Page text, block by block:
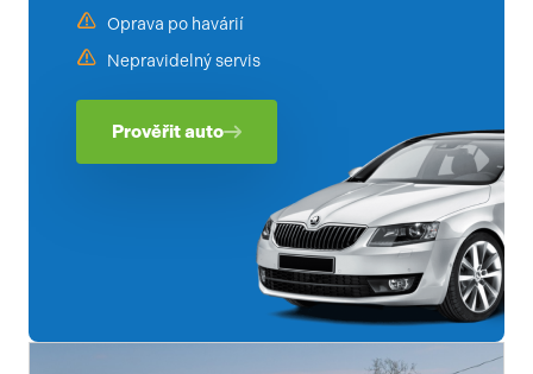
Oprava po havárií
Nepravidelný servis
Prověřit auto